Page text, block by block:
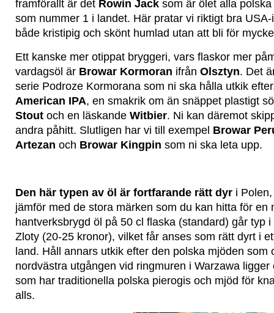
framförallt är det Rowin Jack som är ölet alla
som nummer 1 i landet. Här pratar vi riktigt bra
både kristipig och skönt humlad utan att bli för
Ett kanske mer otippat bryggeri, vars flaskor mer
vardagsöl är Browar Kormoran ifrån Olsztyn. Det
serie Podroze Kormorana som ni ska hålla utkik
American IPA, en smakrik om än snäppet plastigt
Stout och en läskande Witbier. Ni kan däremot
andra påhitt. Slutligen har vi till exempel Browar
Artezan och Browar Kingpin som ni ska leta upp.
Den här typen av öl är fortfarande rätt dyr i
jämför med de stora märken som du kan hitta för en
hantverksbrygd öl på 50 cl flaska (standard) går typ
Zloty (20-25 kronor), vilket får anses som rätt dyrt i
land. Håll annars utkik efter den polska mjöden som
nordvästra utgången vid ringmuren i Warzawa
som har traditionella polska pierogis och mjöd för
alls.